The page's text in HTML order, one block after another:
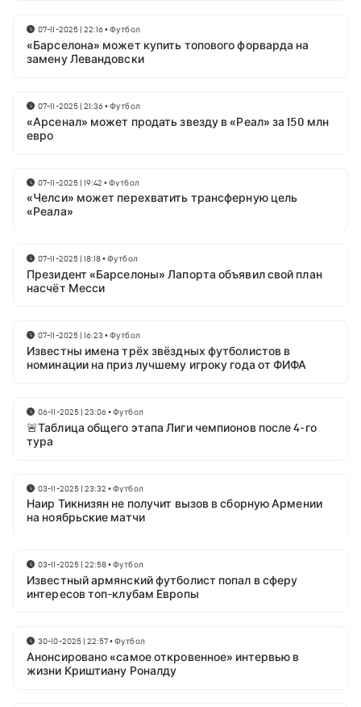
07-11-2025 | 22:16•Футбол
«Барселона» может купить топового форварда на
замену Левандовски
07-11-2025 | 21:36•Футбол
«Арсенал» может продать звезду в «Реал» за 150 млн
евро
07-11-2025 | 19:42 •Футбол
«Челси» может перехватить трансферную цель
«Реала»
07-11-2025 | 18:18•Футбол
Президент «Барселоны» Лапорта объявил свой план
насчёт Месси
07-11-2025 | 16:23 •Футбол
Известны имена трёх звёздных футболистов в
номинации на приз лучшему игроку года от ФИФА
06-11-2025 | 23:06•Футбол
🚨Таблица общего этапа Лиги чемпионов после 4-го
тура
03-11-2025 | 23:32 •Футбол
Наир Тикнизян не получит вызов в сборную Армении
на ноябрьские матчи
03-11-2025 | 22:58•Футбол
Известный армянский футболист попал в сферу
интересов топ-клубам Европы
30-10-2025 | 22:57•Футбол
Анонсировано «самое откровенное» интервью в
жизни Криштиану Роналду